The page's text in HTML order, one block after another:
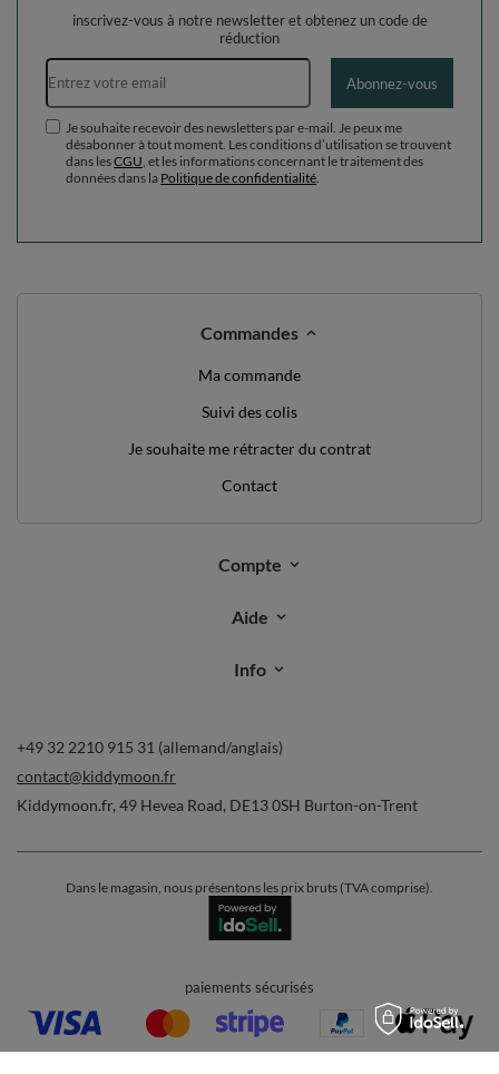
inscrivez-vous à notre newsletter et obtenez un code de
réduction
Adresse e-mail
Abonnez-vous
Je souhaite recevoir des newsletters par e-mail. Je peux me
désabonner à tout moment. Les conditions d’utilisation se trouvent
dans lesCGU , et les informations concernant le traitement des
données dans la Politique de confidentialité
Commandes
Ma commande
Suivi des colis
Je souhaite me rétracter du contrat
Contact
Compte
Aide
Info
+49 32 2210 915 31 (allemand/anglais)
contact@kiddymoon.fr
Kiddymoon.fr, 49 Hevea Road, DE13 0SH Burton-on-Trent
Dans le magasin, nous présentons les prix bruts (TVA comprise).
paiements sécurisés